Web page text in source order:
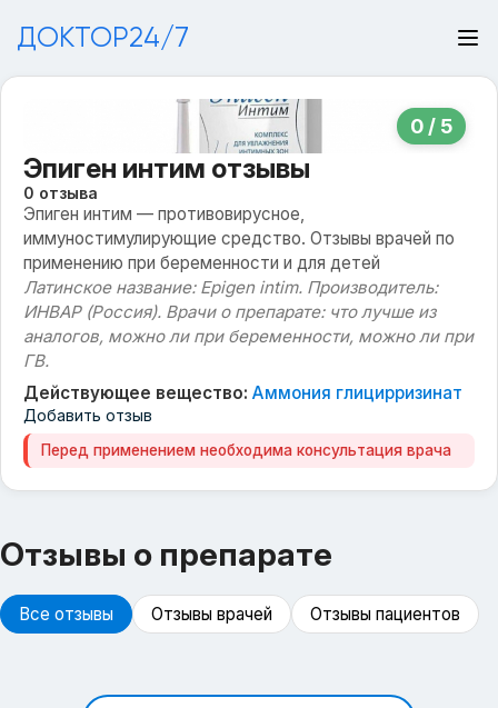
ДОКТОР24/7
0 / 5
Эпиген интим отзывы
0 отзыва
Эпиген интим — противовирусное,
иммуностимулирующие средство. Отзывы врачей по
применению при беременности и для детей
Латинское название: Epigen intim. Производитель:
ИНВАР (Россия). Врачи о препарате: что лучше из
аналогов, можно ли при беременности, можно ли при
ГВ.
Действующее вещество: Аммония глицирризинат
Добавить отзыв
Перед применением необходима консультация врача
Отзывы о препарате
Все отзывы Отзывы врачей Отзывы пациентов